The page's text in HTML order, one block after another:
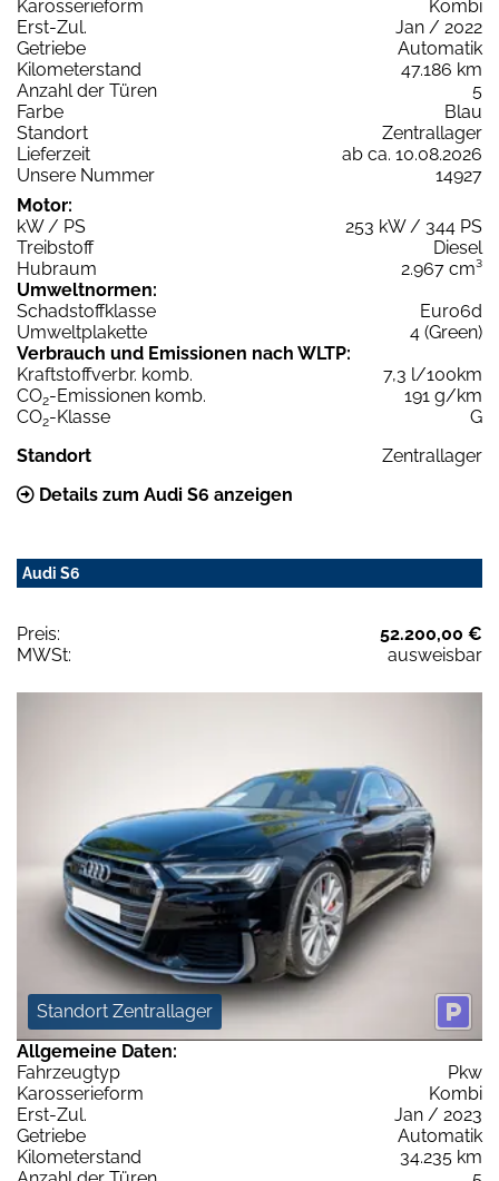
Karosserieform
Kombi
Erst-Zul.
Jan / 2022
Getriebe
Automatik
Kilometerstand
47.186 km
Anzahl der Türen
5
Farbe
Blau
Standort
Zentrallager
Lieferzeit
ab ca. 10.08.2026
Unsere Nummer
14927
Motor:
kW / PS
253 kW / 344 PS
Treibstoff
Diesel
Hubraum
2.967 cm³
Umweltnormen:
Schadstoffklasse
Euro6d
Umweltplakette
4 (Green)
Verbrauch und Emissionen nach WLTP:
Kraftstoffverbr. komb.
7,3 l/100km
CO2-Emissionen komb.
191 g/km
CO2-Klasse
G
Standort
Zentrallager
Details zum Audi S6 anzeigen
Audi S6
Preis:
52.200,00 €
MWSt:
ausweisbar
Standort Zentrallager
Allgemeine Daten:
Fahrzeugtyp
Pkw
Karosserieform
Kombi
Erst-Zul.
Jan / 2023
Getriebe
Automatik
Kilometerstand
34.235 km